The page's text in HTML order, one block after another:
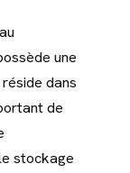
une
dans
de
stockage